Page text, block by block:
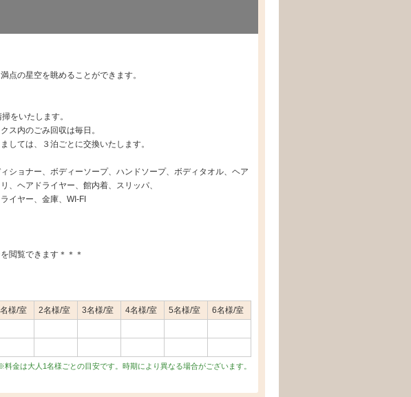
の星空を眺めることができます。
をいたします。
ス内のごみ回収は毎日。
しては、３泊ごとに交換いたします。
ショナー、ボディーソープ、ハンドソープ、ボディタオル、ヘア
、ヘアドライヤー、館内着、スリッパ、
イヤー、金庫、WI-FI
閲覧できます＊＊＊
様/室 2名様/室 3名様/室 4名様/室 5名様/室
6名様/室
料金は大人1名様ごとの目安です。時期により異なる場合がございます。